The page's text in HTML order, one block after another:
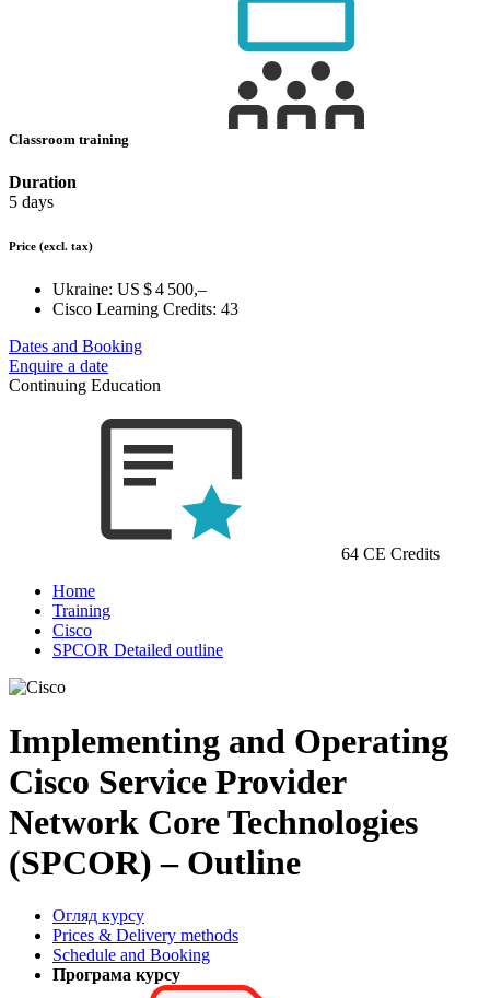
Classroom training
Duration
5 days
Price (excl. tax)
Ukraine: US $ 4 500,–
Cisco Learning Credits: 43
Dates and Booking
Enquire a date
Continuing Education
64 CE Credits
Home
Training
Cisco
SPCOR Detailed outline
Implementing and Operating
Cisco Service Provider
Network Core Technologies
(SPCOR) – Outline
Огляд курсу
Prices & Delivery methods
Schedule and Booking
Програма курсу